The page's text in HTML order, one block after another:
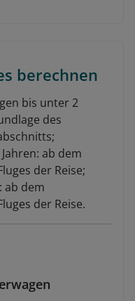
berechnen
bis unter 2
des
ab dem
der Reise;
ab dem
der Reise.